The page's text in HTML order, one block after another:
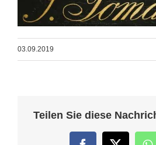
03.09.2019
Teilen Sie diese